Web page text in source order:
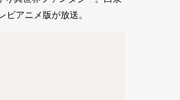
アニメ版が放送。